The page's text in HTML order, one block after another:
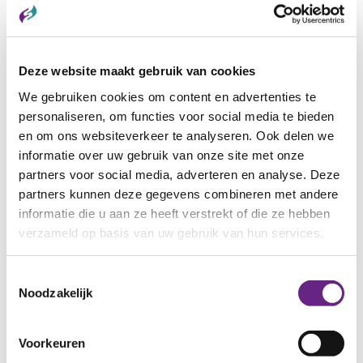
Deze website maakt gebruik van cookies
We gebruiken cookies om content en advertenties te
personaliseren, om functies voor social media te bieden
en om ons websiteverkeer te analyseren. Ook delen we
informatie over uw gebruik van onze site met onze
partners voor social media, adverteren en analyse. Deze
partners kunnen deze gegevens combineren met andere
informatie die u aan ze heeft verstrekt of die ze hebben
verzameld op basis van uw gebruik van hun services.
Noodzakelijk
Voorkeuren
onder de
Participatiewet
Gispen en
Presikhaaf
Schoolmeubelen
gaan samen
verder
onder de
naam
duurzame
bundelen